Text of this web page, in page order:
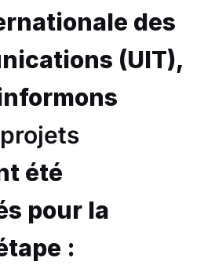
des
(UIT),
été
pour la
: